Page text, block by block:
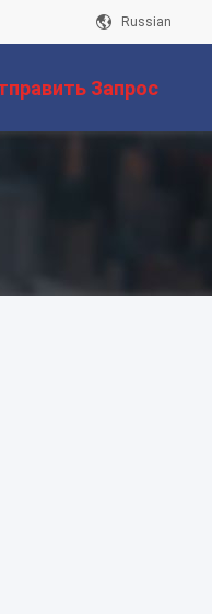
Russian
Запрос